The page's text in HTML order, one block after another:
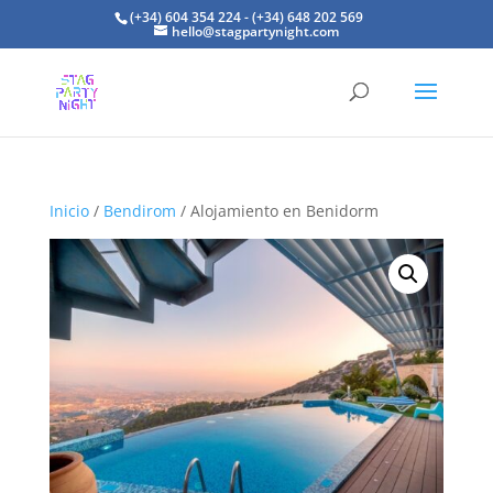
(+34) 604 354 224 - (+34) 648 202 569
hello@stagpartynight.com
Inicio/ Bendirom / Alojamiento en Benidorm